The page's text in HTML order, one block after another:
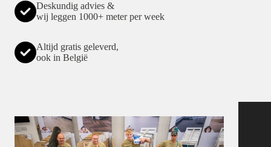
Deskundig advies &
wij leggen 1000+ meter per week
Altijd gratis geleverd,
ook in België